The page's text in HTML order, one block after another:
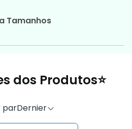
Tamanhos
dos Produtos⭐
parDernier